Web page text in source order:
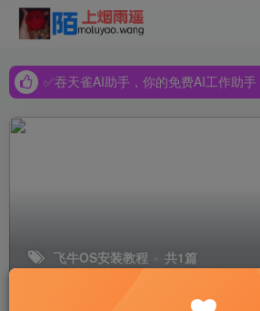
✅吞天雀AI助手，你的免费AI工作助手，支持gpt-4o
✅吞天雀AI助手，你的免费AI工作助手，支持gpt-4o
飞牛OS安装教程 共1篇